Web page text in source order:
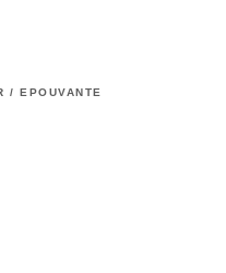
/ EPOUVANTE